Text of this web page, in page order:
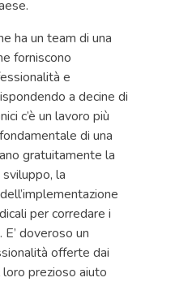
ha un team di una
forniscono
e
a decine di
c’è un lavoro più
di una
gratuitamente la
la
per corredare i
doveroso un
offerte dai
loro prezioso aiuto